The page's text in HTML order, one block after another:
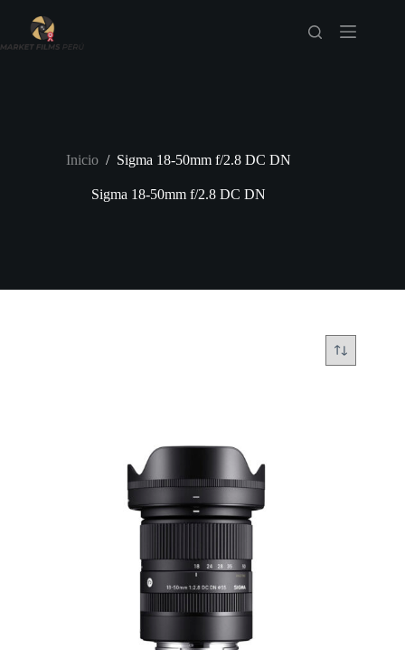
contenido
Inicio / Sigma 18-50mm f/2.8 DC DN
Sigma 18-50mm f/2.8 DC DN